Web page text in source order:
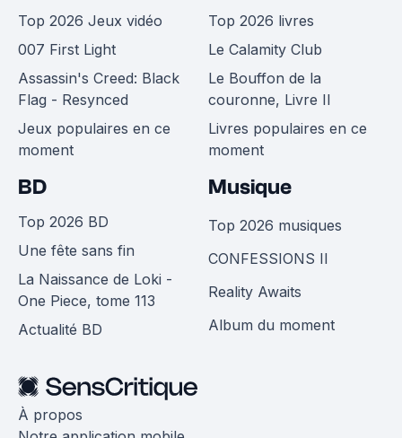
Top 2026 Jeux vidéo
007 First Light
Assassin's Creed: Black
Flag - Resynced
Jeux populaires en ce
moment
Top 2026 livres
Le Calamity Club
Le Bouffon de la
couronne, Livre II
Livres populaires en ce
moment
BD
Top 2026 BD
Une fête sans fin
La Naissance de Loki -
One Piece, tome 113
Actualité BD
Musique
Top 2026 musiques
CONFESSIONS II
Reality Awaits
Album du moment
À propos